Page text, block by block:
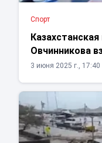
Спорт
Овчинникова
3 июня 2025 г., 17:40